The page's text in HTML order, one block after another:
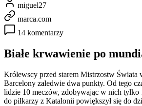
miguel27
marca.com
14 komentarzy
Białe krwawienie po
Królewscy przed starem Mistrzostw Świata
Barcelony zaledwie dwa punkty. Od tego
lidzie 10 meczów, zdobywając w nich tylko
do piłkarzy z Katalonii powiększył się do